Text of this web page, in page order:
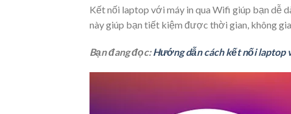
Kết nối laptop với máy in qua Wifi giúp bạn dễ
này giúp bạn tiết kiệm được thời gian, không
Bạn đang đọc:Hướng dẫn cách kết nối laptop